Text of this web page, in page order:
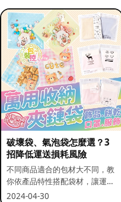
破壞袋、氣泡袋怎麼選？3
招降低運送損耗風險
不同商品適合的包材大不同，教
你依產品特性搭配袋材，讓運送
更安全。
2024-04-30